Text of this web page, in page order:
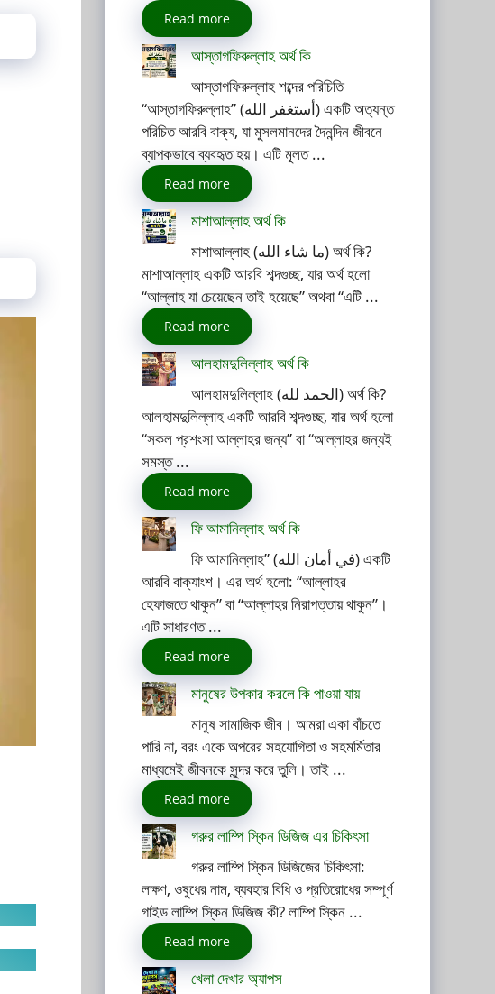
Read more
আস্তাগফিরুল্লাহ অর্থ কি
আস্তাগফিরুল্লাহ শব্দের পরিচিতি
“আস্তাগফিরুল্লাহ” (أستغفر الله) একটি অত্যন্ত
পরিচিত আরবি বাক্য, যা মুসলমানদের দৈনন্দিন জীবনে
ব্যাপকভাবে ব্যবহৃত হয়। এটি মূলত ...
Read more
মাশাআল্লাহ অর্থ কি
মাশাআল্লাহ (ما شاء الله) অর্থ কি?
মাশাআল্লাহ একটি আরবি শব্দগুচ্ছ, যার অর্থ হলো
“আল্লাহ যা চেয়েছেন তাই হয়েছে” অথবা “এটি ...
Read more
আলহামদুলিল্লাহ অর্থ কি
আলহামদুলিল্লাহ (الحمد لله) অর্থ কি?
আলহামদুলিল্লাহ একটি আরবি শব্দগুচ্ছ, যার অর্থ হলো
“সকল প্রশংসা আল্লাহর জন্য” বা “আল্লাহর জন্যই
সমস্ত ...
Read more
ফি আমানিল্লাহ অর্থ কি
ফি আমানিল্লাহ” (في أمان الله) একটি
আরবি বাক্যাংশ। এর অর্থ হলো: “আল্লাহর
হেফাজতে থাকুন” বা “আল্লাহর নিরাপত্তায় থাকুন”।
এটি সাধারণত ...
Read more
মানুষের উপকার করলে কি পাওয়া যায়
মানুষ সামাজিক জীব। আমরা একা বাঁচতে
পারি না, বরং একে অপরের সহযোগিতা ও সহমর্মিতার
মাধ্যমেই জীবনকে সুন্দর করে তুলি। তাই ...
Read more
গরুর লাম্পি স্কিন ডিজিজ এর চিকিৎসা
গরুর লাম্পি স্কিন ডিজিজের চিকিৎসা:
লক্ষণ, ওষুধের নাম, ব্যবহার বিধি ও প্রতিরোধের সম্পূর্ণ
গাইড লাম্পি স্কিন ডিজিজ কী? লাম্পি স্কিন ...
Read more
খেলা দেখার অ্যাপস